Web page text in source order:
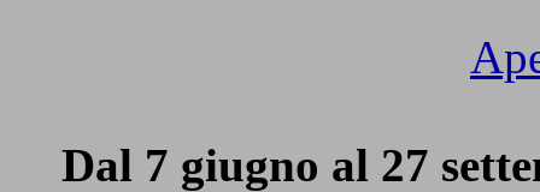
Dal 7 giugno al 27